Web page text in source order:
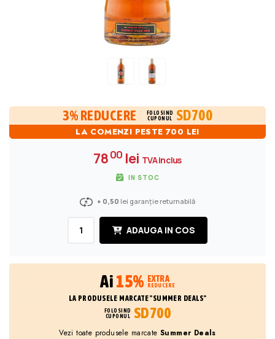
3% REDUCERE
FOLOSIND
CUPONUL
SD700
LA COMENZI PESTE 700 LEI
7800 lei TVA inclus
IN STOC
+ 0,50 lei garanție returnabilă
ADAUGA IN COS
Ai15% EXTRA
REDUCERE
LA PRODUSELE MARCATE "SUMMER DEALS"
FOLOSIND
CUPONUL
SD700
Vezi toate produsele marcate Summer Deals